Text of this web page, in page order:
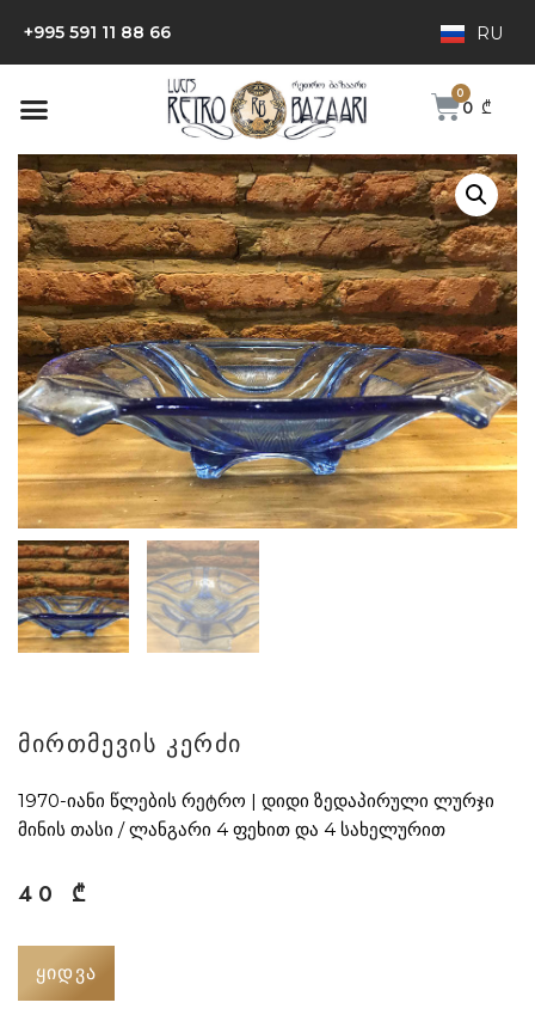
+995 591 11 88 66 RU
0 ₾
მირთმევის კერძი
1970-იანი წლების რეტრო | დიდი ზედაპირული ლურჯი
მინის თასი / ლანგარი 4 ფეხით და 4 სახელურით
40 ₾
ᲧᲘᲓᲕᲐ